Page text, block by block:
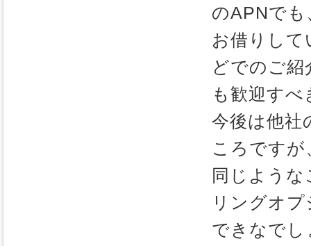
のAPNで
お借りして
どでのご
も歓迎す
今後は他社
ころです
同じよう
リングオ
できなでし